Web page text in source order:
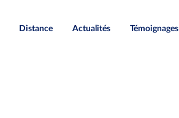
Distance Actualités Témoignages